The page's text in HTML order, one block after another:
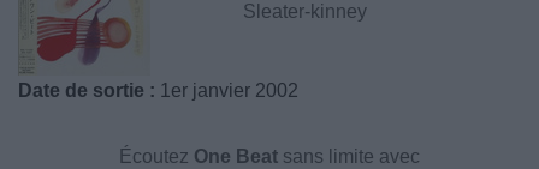
Sleater-kinney
Date de sortie : 1er janvier 2002
Écoutez One Beat sans limite avec